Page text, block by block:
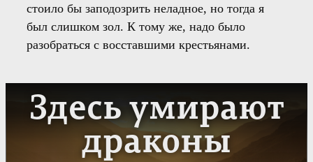
стоило бы заподозрить неладное, но тогда я
был слишком зол. К тому же, надо было
разобраться с восставшими крестьянами.
Здесь умирают
драконы